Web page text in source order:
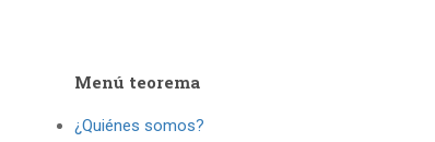
Menú teorema
¿Quiénes somos?